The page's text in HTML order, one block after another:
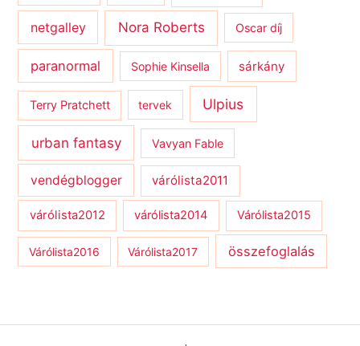
netgalley Nora Roberts Oscar díj
paranormal Sophie Kinsella sárkány
Terry Pratchett tervek Ulpius
urban fantasy Vavyan Fable
vendégblogger várólista2011
várólista2012 várólista2014 Várólista2015
Várólista2016 Várólista2017 összefoglalás